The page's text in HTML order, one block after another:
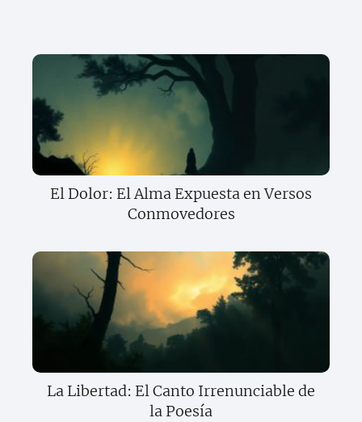
El Dolor: El Alma Expuesta en Versos
Conmovedores
La Libertad: El Canto Irrenunciable de
la Poesía